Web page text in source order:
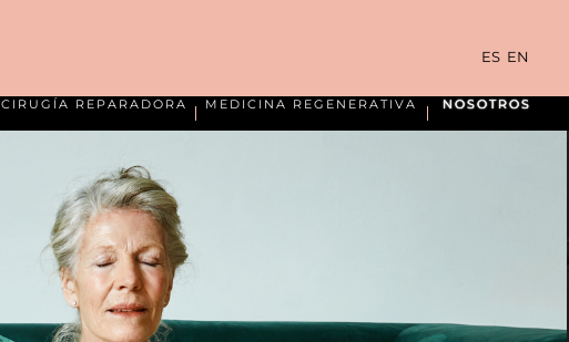
ES EN
CIRUGÍA REPARADORA MEDICINA REGENERATIVA NOSOTROS